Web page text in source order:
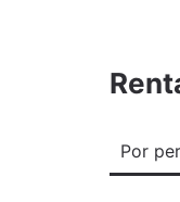
Por